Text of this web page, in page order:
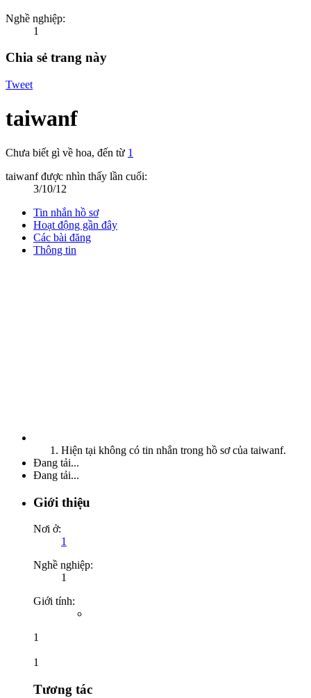
Nghề nghiệp:
1
Chia sẻ trang này
Tweet
taiwanf
Chưa biết gì về hoa, đến từ 1
taiwanf được nhìn thấy lần cuối:
3/10/12
Tin nhắn hồ sơ
Hoạt động gần đây
Các bài đăng
Thông tin
Hiện tại không có tin nhắn trong hồ sơ của taiwanf.
Đang tải...
Đang tải...
Giới thiệu
Nơi ở:
1
Nghề nghiệp:
1
Giới tính:
1
1
Tương tác